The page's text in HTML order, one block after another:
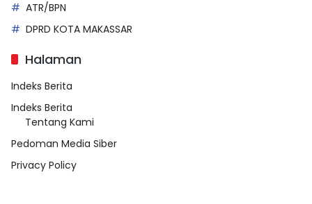
ATR/BPN
DPRD KOTA MAKASSAR
Halaman
Indeks Berita
Indeks Berita
Tentang Kami
Pedoman Media Siber
Privacy Policy